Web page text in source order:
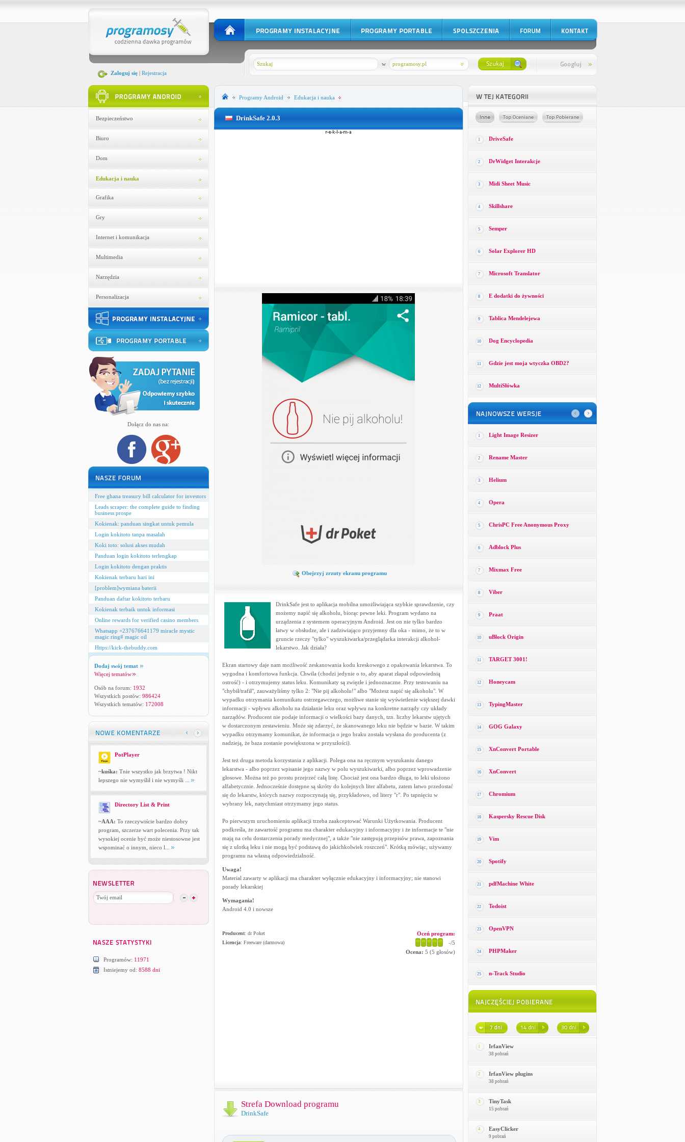
Zaloguj się| Rejestracja
programosy.pl
w
Bezpieczeństwo
Biuro
Dom
Edukacja i nauka
Grafika
Gry
Internet i komunikacja
Multimedia
Narzędzia
Personalizacja
Dołącz do nas na:
Free ghana treasury bill calculator for investors
Leads scraper: the complete guide to finding
business prospe
Kokienak: panduan singkat untuk pemula
Login kokitoto tanpa masalah
Koki toto: solusi akses mudah
Panduan login kokitoto terlengkap
Login kokitoto dengan praktis
Kokienak terbaru hari ini
[problem]wymiana baterii
Panduan daftar kokitoto terbaru
Kokienak terbaik untuk informasi
Online rewards for verified casino members
Whatsapp +237676641179 miracle mystic
magic ring# magic oil
Https://kick-thebuddy.com
Dodaj swój temat
Więcej tematów
Osób na forum: 1932
Wszystkich postów: 986424
Wszystkich tematów: 172008
PotPlayer
~kuśka: Tnie wszystko jak brzytwa ! Nikt
lepszego nie wymyślił i nie wymyśli ...
Directory List & Print
~AAA: To rzeczywiście bardzo dobry
program, szczerze wart polecenia. Przy tak
wysokiej ocenie być może niestosowne jest
wspominać o innym, nieco l...
Programów: 11971
Istniejemy od: 8588 dni
ProgramyAndroid Edukacja i nauka
DrinkSafe 2.0.3
Obejrzyj zrzuty ekranu programu
DrinkSafe jest to aplikacja mobilna umożliwiająca szybkie sprawdzenie, czy
możemy napić się alkoholu, biorąc pewne leki. Program wydano na
urządzenia z systemem operacyjnym Android. Jest on nie tylko bardzo
łatwy w obsłudze, ale i zadziwiająco przyjemny dla oka - mimo, że to w
gruncie rzeczy "tylko" wyszukiwarka/przeglądarka interakcji alkohol-
lekarstwo. Jak działa?
Ekran startowy daje nam możliwość zeskanowania kodu kreskowego z opakowania lekarstwa. To
wygodna i komfortowa funkcja. Chwila (chodzi jedynie o to, aby aparat złapał odpowiednią
ostrość) - i otrzymujemy status leku. Komunikaty są zwięzłe i jednoznaczne. Przy testowaniu na
"chybił/trafił", zauważyliśmy tylko 2: "Nie pij alkoholu!" albo "Możesz napić się alkoholu". W
wypadku otrzymania komunikatu ostrzegawczego, możliwe stanie się wyświetlenie większej dawki
informacji - wpływu alkoholu na działanie leku oraz wpływu na konkretne narządy czy układy
narządów. Producent nie podaje informacji o wielkości bazy danych, tzn. liczby lekarstw ujętych
w dostarczonym zestawieniu. Może się zdarzyć, że skanowanego leku nie będzie w bazie. W takim
wypadku otrzymamy komunikat, że informacja o jego braku została wysłana do producenta (z
nadzieją, że baza zostanie powiększona w przyszłości).
Jest też druga metoda korzystania z aplikacji. Polega ona na ręcznym wyszukaniu danego
lekarstwa - albo poprzez wpisanie jego nazwy w polu wyszukiwarki, albo poprzez wprowadzenie
głosowe. Można też po prostu przejrzeć całą listę. Chociaż jest ona bardzo długa, to leki ułożono
alfabetycznie. Jednocześnie dostępne są skróty do kolejnych liter alfabetu, zatem łatwo przedostać
się do lekarstw, których nazwy rozpoczynają się, przykładowo, od litery "r". Po tapnięciu w
wybrany lek, natychmiast otrzymamy jego status.
Po pierwszym uruchomieniu aplikacji trzeba zaakceptować Warunki Użytkowania. Producent
podkreśla, że zawartość programu ma charakter edukacyjny i informacyjny i że informacje te "nie
mają na celu dostarczenia porady medycznej", a także "nie zastępują przepisów prawa, zapoznania
się z ulotką leku i nie mogą być podstawą do jakichkolwiek roszczeń". Krótką mówiąc, używamy
programu na własną odpowiedzialność.
Uwaga!
Material zawarty w aplikacji ma charakter wyłącznie edukacyjny i informacyjny; nie stanowi
porady lekarskiej
Wymagania!
Android 4.0 i nowsze
Producent: dr Poket
Licencja: Freeware (darmowa)
Oceń program:
-/5
Ocena: 5 (5 głosów)
Strefa Download programu
DrinkSafe
1 DriveSafe
2 DrWidget Interakcje
3 Midi Sheet Music
4 Skillshare
5 Semper
6 Solar Explorer HD
7 Microsoft Translator
8 E dodatki do żywności
9 Tablica Mendelejewa
10 Dog Encyclopedia
11 Gdzie jest moja wtyczka OBD2?
12 MultiSłówka
1 Light Image Resizer
2 Rename Master
3 Helium
4 Opera
5 ChrisPC Free Anonymous Proxy
6 Adblock Plus
7 Mixmax Free
8 Viber
9 Praat
10 uBlock Origin
11 TARGET 3001!
12 Honeycam
13 TypingMaster
14 GOG Galaxy
15 XnConvert Portable
16 XnConvert
17 Chromium
18 Kaspersky Rescue Disk
19 Vim
20 Spotify
21 pdfMachine White
22 Todoist
23 OpenVPN
24 PHPMaker
25 n-Track Studio
1 IrfanView
38 pobrań
2 IrfanView plugins
38 pobrań
3 TinyTask
15 pobrań
4 EasyClicker
9 pobrań